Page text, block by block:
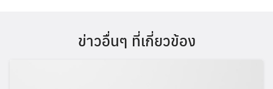
ข่าวอื่นๆ ที่เกี่ยวข้อง